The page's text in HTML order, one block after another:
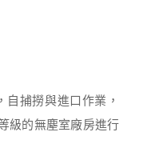
捕撈與進口作業，
級的無塵室廠房進行